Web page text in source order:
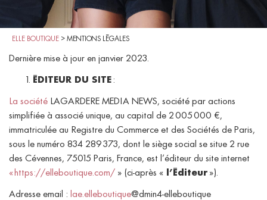
ELLE BOUTIQUE > MENTIONS LÉGALES
Dernière mise à jour en janvier 2023.
ÉDITEUR DU SITE :
La société LAGARDERE MEDIA NEWS, société par actions
simplifiée à associé unique, au capital de 2 005 000 €,
immatriculée au Registre du Commerce et des Sociétés de Paris,
sous le numéro 834 289 373, dont le siège social se situe 2 rue
des Cévennes, 75015 Paris, France, est l’éditeur du site internet
« https://elleboutique.com/ » (ci-après « l’Éditeur »).
Adresse email : lae.elleboutique@dmin4-elleboutique